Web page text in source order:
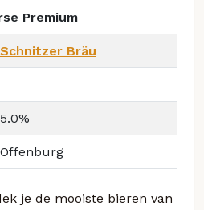
Premium
Schnitzer Bräu
5.0%
Offenburg
je de mooiste bieren van